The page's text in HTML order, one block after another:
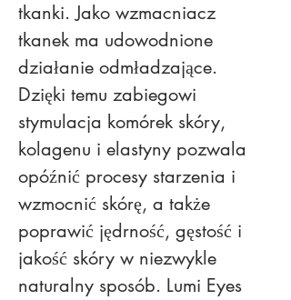
tkanki. Jako wzmacniacz
tkanek ma udowodnione
działanie odmładzające.
Dzięki temu zabiegowi
stymulacja komórek skóry,
kolagenu i elastyny pozwala
opóźnić procesy starzenia i
wzmocnić skórę, a także
poprawić jędrność, gęstość i
jakość skóry w niezwykle
naturalny sposób. Lumi Eyes